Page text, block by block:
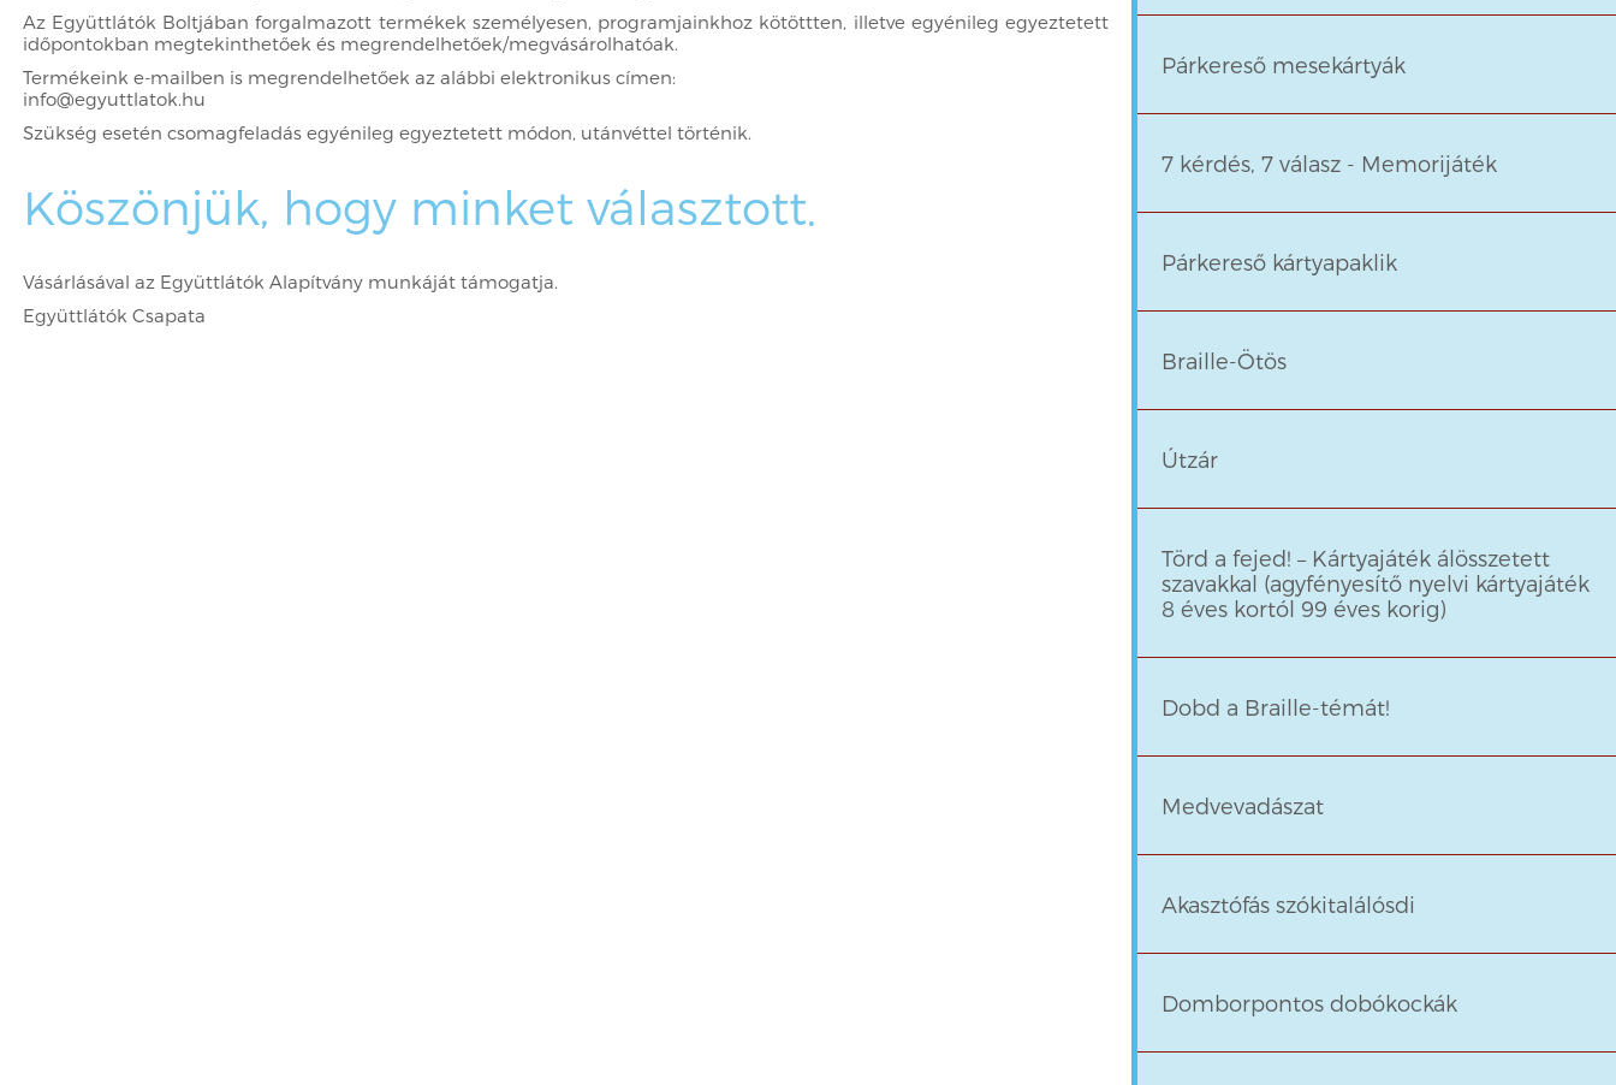
Az Együttlátók Boltjában forgalmazott termékek személyesen, programjainkhoz kötöttten, illetve egyénileg egyeztetett
időpontokban megtekinthetőek és megrendelhetőek/megvásárolhatóak.
Termékeink e-mailben is megrendelhetőek az alábbi elektronikus címen:
info@egyuttlatok.hu
Szükség esetén csomagfeladás egyénileg egyeztetett módon, utánvéttel történik.
Köszönjük, hogy minket választott.
Vásárlásával az Együttlátók Alapítvány munkáját támogatja.
Együttlátók Csapata
Párkereső mesekártyák
7 kérdés, 7 válasz - Memorijáték
Párkereső kártyapaklik
Braille-Ötös
Útzár
Törd a fejed! – Kártyajáték álösszetett
szavakkal (agyfényesítő nyelvi kártyajáték
8 éves kortól 99 éves korig)
Dobd a Braille-témát!
Medvevadászat
Akasztófás szókitalálósdi
Domborpontos dobókockák